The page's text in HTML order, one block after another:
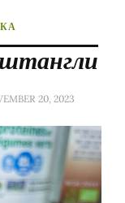
20, 2023